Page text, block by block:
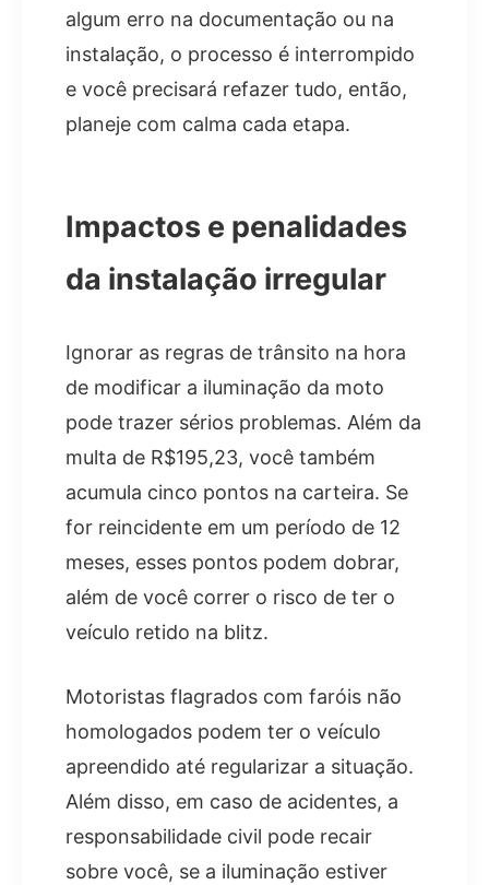
algum erro na documentação ou na
instalação, o processo é interrompido
e você precisará refazer tudo, então,
planeje com calma cada etapa.
Impactos e penalidades
da instalação irregular
Ignorar as regras de trânsito na hora
de modificar a iluminação da moto
pode trazer sérios problemas. Além da
multa de R$195,23, você também
acumula cinco pontos na carteira. Se
for reincidente em um período de 12
meses, esses pontos podem dobrar,
além de você correr o risco de ter o
veículo retido na blitz.
Motoristas flagrados com faróis não
homologados podem ter o veículo
apreendido até regularizar a situação.
Além disso, em caso de acidentes, a
responsabilidade civil pode recair
sobre você, se a iluminação estiver